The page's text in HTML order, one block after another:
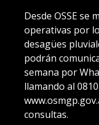
Desde OSSE se
operativas por
desagües
podrán
semana por
llamando al
consultas.